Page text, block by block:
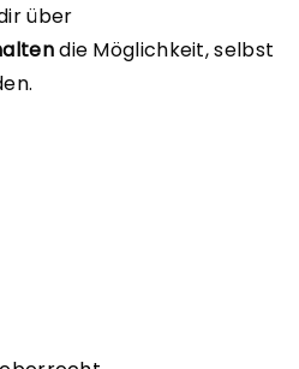
über
die Möglichkeit, selbst